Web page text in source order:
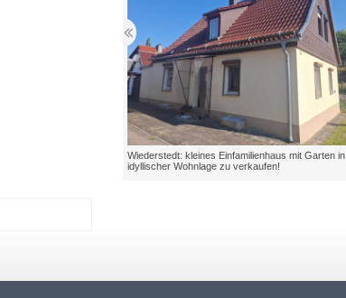
Wiederstedt: kleines Einfamilienhaus mit Garten in
idyllischer Wohnlage zu verkaufen!